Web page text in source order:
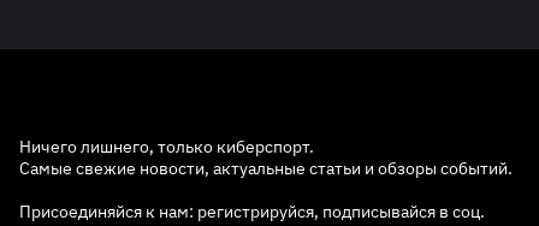
Ничего лишнего, только киберспорт.
Самые свежие новости, актуальные статьи и обзоры событий.
Присоединяйся к нам: регистрируйся, подписывайся в соц.